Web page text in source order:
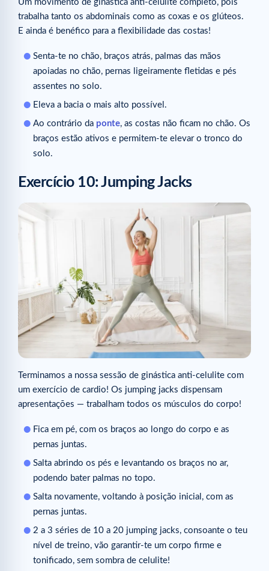
Um movimento de ginástica anti-celulite completo, pois
trabalha tanto os abdominais como as coxas e os glúteos.
E ainda é benéfico para a flexibilidade das costas!
Senta-te no chão, braços atrás, palmas das mãos
apoiadas no chão, pernas ligeiramente fletidas e pés
assentes no solo.
Eleva a bacia o mais alto possível.
Ao contrário da ponte, as costas não ficam no chão. Os
braços estão ativos e permitem-te elevar o tronco do
solo.
Exercício 10: Jumping Jacks
Terminamos a nossa sessão de ginástica anti-celulite com
um exercício de cardio! Os jumping jacks dispensam
apresentações — trabalham todos os músculos do corpo!
Fica em pé, com os braços ao longo do corpo e as
pernas juntas.
Salta abrindo os pés e levantando os braços no ar,
podendo bater palmas no topo.
Salta novamente, voltando à posição inicial, com as
pernas juntas.
2 a 3 séries de 10 a 20 jumping jacks, consoante o teu
nível de treino, vão garantir-te um corpo firme e
tonificado, sem sombra de celulite!